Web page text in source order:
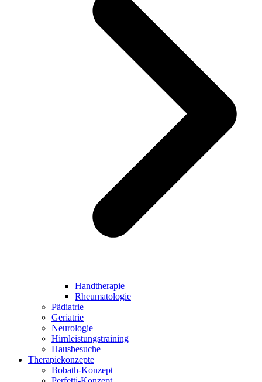
Handtherapie
Rheumatologie
Pädiatrie
Geriatrie
Neurologie
Hirnleistungstraining
Hausbesuche
Therapiekonzepte
Bobath-Konzept